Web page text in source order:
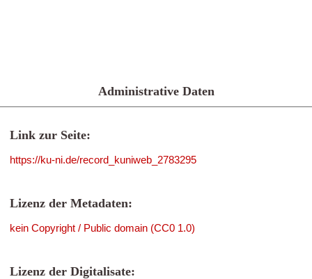
Administrative Daten
Link zur Seite:
https://ku-ni.de/record_kuniweb_2783295
Lizenz der Metadaten:
kein Copyright / Public domain (CC0 1.0)
Lizenz der Digitalisate: